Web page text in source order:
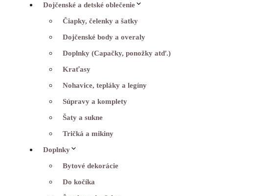
Dojčenské a detské oblečenie
Čiapky, čelenky a šatky
Dojčenské body a overaly
Doplnky (Capačky, ponožky atď.)
Kraťasy
Nohavice, tepláky a legíny
Súpravy a komplety
Šaty a sukne
Tričká a mikiny
Doplnky
Bytové dekorácie
Do kočíka